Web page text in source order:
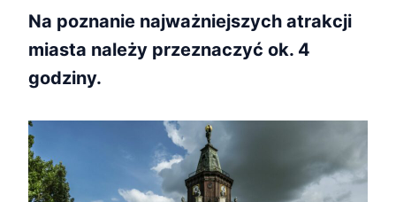
Na poznanie najważniejszych atrakcji
miasta należy przeznaczyć ok. 4
godziny.